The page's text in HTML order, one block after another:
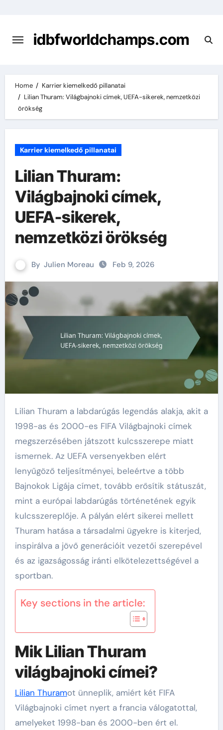
content
idbfworldchamps.com
Home
Karrier kiemelkedő pillanatai
Lilian Thuram: Világbajnoki címek, UEFA-sikerek, nemzetközi
örökség
Karrier kiemelkedő pillanatai
Lilian Thuram:
Világbajnoki címek,
UEFA-sikerek,
nemzetközi örökség
By Julien Moreau Feb 9, 2026
Lilian Thuram a labdarúgás legendás alakja, akit a
1998-as és 2000-es FIFA Világbajnoki címek
megszerzésében játszott kulcsszerepe miatt
ismernek. Az UEFA versenyekben elért
lenyűgöző teljesítményei, beleértve a több
Bajnokok Ligája címet, tovább erősítik státuszát,
mint a európai labdarúgás történetének egyik
kulcsszereplője. A pályán elért sikerei mellett
Thuram hatása a társadalmi ügyekre is kiterjed,
inspirálva a jövő generációit vezetői szerepével
és az igazságosság iránti elkötelezettségével a
sportban.
Key sections in the article:
Mik Lilian Thuram
világbajnoki címei?
Lilian Thuramot ünneplik, amiért két FIFA
Világbajnoki címet nyert a francia válogatottal,
amelyeket 1998-ban és 2000-ben ért el.